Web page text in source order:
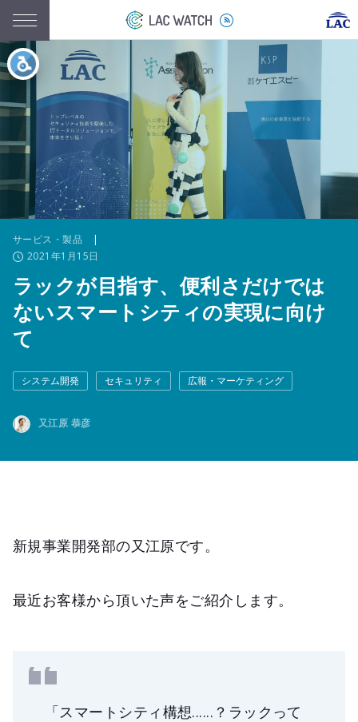
サービス・製品 |
2021年1月15日
ラックが目指す、便利さだけでは
ないスマートシティの実現に向け
て
システム開発 セキュリティ 広報・マーケティング
又江原 恭彦
新規事業開発部の又江原です。
最近お客様から頂いた声をご紹介します。
「スマートシティ構想......？ラックって